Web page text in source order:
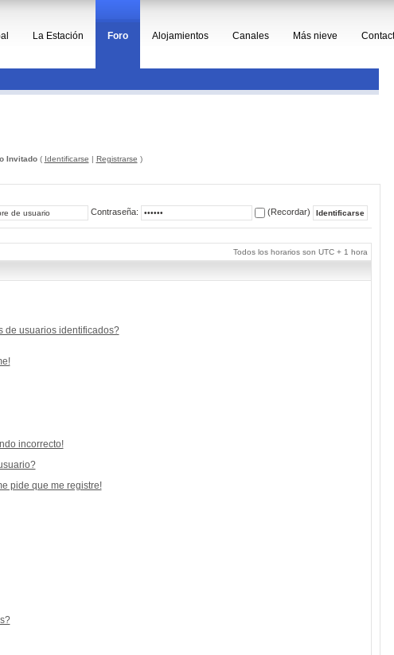
La Estación Foro Alojamientos Canales Más nieve
Invitado( Identificarse | Registrarse )
Contraseña: (Recordar)
Todos los horarios son UTC + 1 hora
de usuarios identificados?
incorrecto!
pide que me registre!